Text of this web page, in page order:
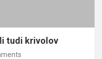
tudi krivolov